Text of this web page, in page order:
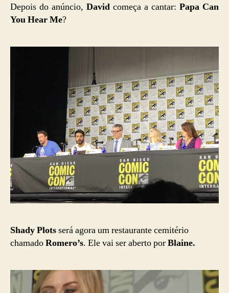
Depois do anúncio, David começa a cantar: Papa Can
You Hear Me?
Shady Plotsserá agora um restaurante cemitério
chamadoRomero’s. Ele vai ser aberto porBlaine.